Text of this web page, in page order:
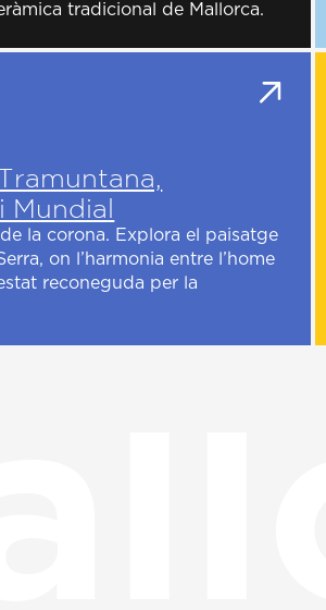
tradicional de Mallorca.
Mundial
la corona. Explora el paisatge
on l’harmonia entre l’home
reconeguda per la